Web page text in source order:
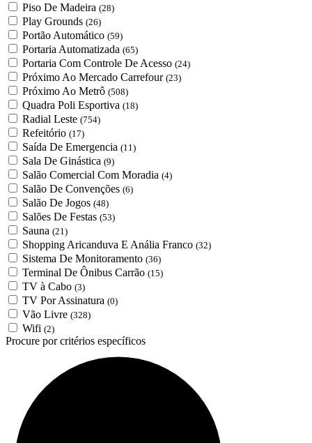
Piso De Madeira (28)
Play Grounds (26)
Portão Automático (59)
Portaria Automatizada (65)
Portaria Com Controle De Acesso (24)
Próximo Ao Mercado Carrefour (23)
Próximo Ao Metrô (508)
Quadra Poli Esportiva (18)
Radial Leste (754)
Refeitório (17)
Saída De Emergencia (11)
Sala De Ginástica (9)
Salão Comercial Com Moradia (4)
Salão De Convenções (6)
Salão De Jogos (48)
Salões De Festas (53)
Sauna (21)
Shopping Aricanduva E Anália Franco (32)
Sistema De Monitoramento (36)
Terminal De Ônibus Carrão (15)
TV à Cabo (3)
TV Por Assinatura (0)
Vão Livre (328)
Wifi (2)
Procure por critérios específicos